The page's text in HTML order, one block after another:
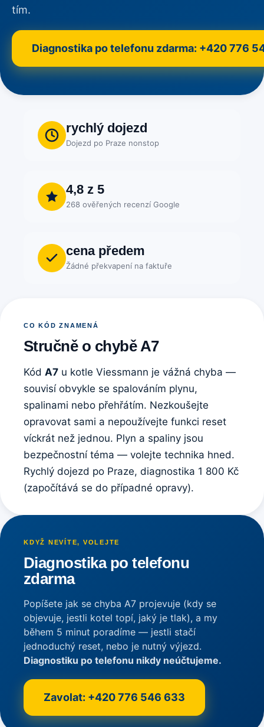
tím.
Diagnostika po telefonu zdarma: +420 776
rychlý dojezd
Dojezd po Praze nonstop
4,8 z 5
268 ověřených recenzí Google
cena předem
Žádné překvapení na faktuře
CO KÓD ZNAMENÁ
Stručně o chybě A7
Kód A7 u kotle Viessmann je vážná chyba —
souvisí obvykle se spalováním plynu,
spalinami nebo přehřátím. Nezkoušejte
opravovat sami a nepoužívejte funkci reset
víckrát než jednou. Plyn a spaliny jsou
bezpečnostní téma — volejte technika hned.
Rychlý dojezd po Praze, diagnostika 1 800 Kč
(započítává se do případné opravy).
KDYŽ NEVÍTE, VOLEJTE
Diagnostika po telefonu
zdarma
Popíšete jak se chyba A7 projevuje (kdy se
objevuje, jestli kotel topí, jaký je tlak), a my
během 5 minut poradíme — jestli stačí
jednoduchý reset, nebo je nutný výjezd.
Diagnostiku po telefonu nikdy neúčtujeme.
Zavolat: +420 776 546 633